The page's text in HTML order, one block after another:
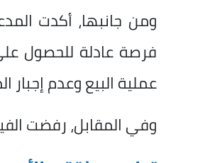
ومن جانبها، أكدت
فرصة عادلة للحصول
عملية البيع وعدم
وفي المقابل، رفضت